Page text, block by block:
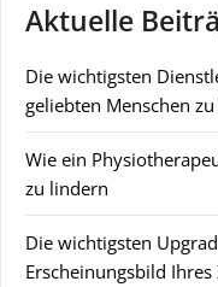
Aktuelle
Die wichtigsten
geliebten Menschen
Wie ein
zu lindern
Die wichtigsten
Erscheinungsbild